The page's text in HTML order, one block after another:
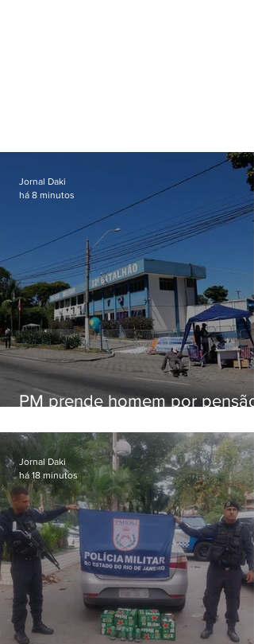
PM prende homem por pensão
Jornal Daki
há 8 minutos
Jornal Daki
há 18 minutos